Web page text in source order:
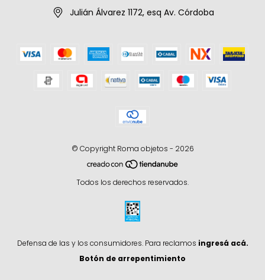
Julián Álvarez 1172, esq Av. Córdoba
© Copyright Roma objetos - 2026
Todos los derechos reservados.
Defensa de las y los consumidores. Para reclamos ingresá acá.
Botón de arrepentimiento